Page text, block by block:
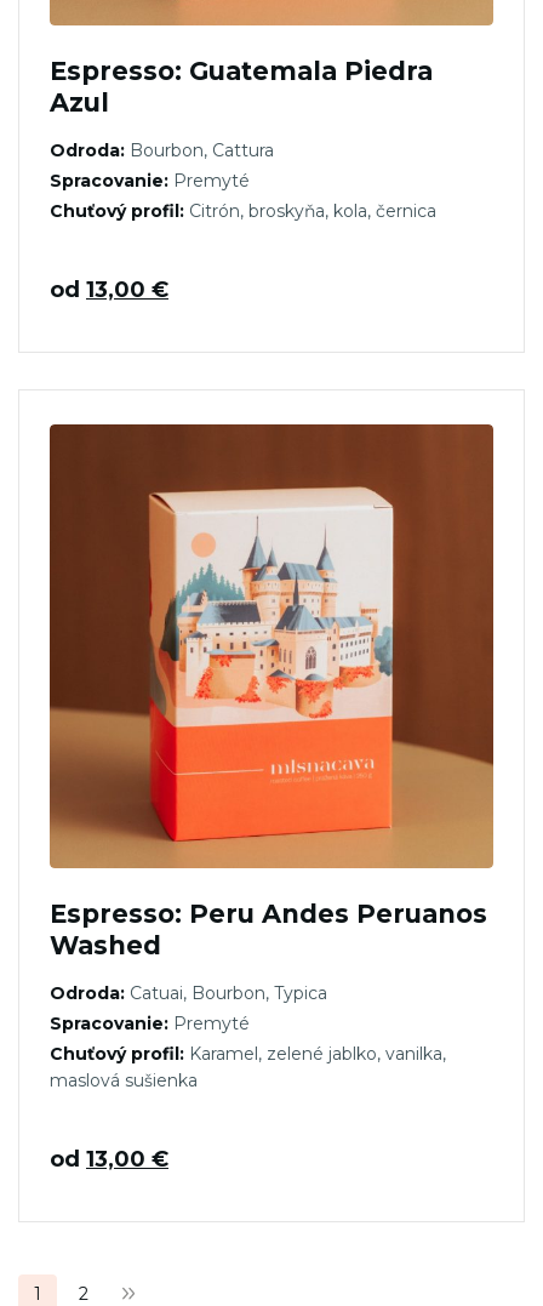
Espresso: Guatemala Piedra
Azul
Odroda: Bourbon, Cattura
Spracovanie: Premyté
Chuťový profil: Citrón, broskyňa, kola, černica
od 13,00 €
Espresso: Peru Andes Peruanos
Washed
Odroda: Catuai, Bourbon, Typica
Spracovanie: Premyté
Chuťový profil: Karamel, zelené jablko, vanilka,
maslová sušienka
od 13,00 €
1 2